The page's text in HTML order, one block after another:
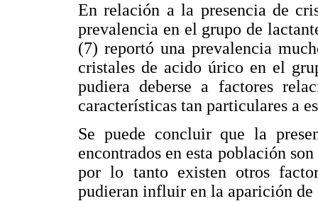
En relación a la presencia de
prevalencia en el grupo de
(7) reportó una prevalencia
cristales de acido úrico en el
pudiera deberse a factores
características tan particulares a
Se puede concluir que la
encontrados en esta población
por lo tanto existen otros
pudieran influir en la aparición de